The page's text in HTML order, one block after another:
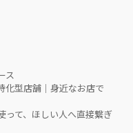
ス
化型店舗｜身近なお店で
って、ほしい人へ直接繋ぎ